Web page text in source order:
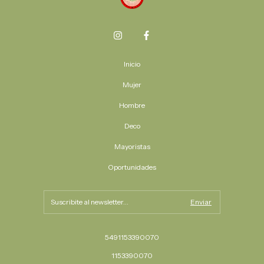
Inicio
Mujer
Hombre
Deco
Mayoristas
Oportunidades
5491153390070
1153390070